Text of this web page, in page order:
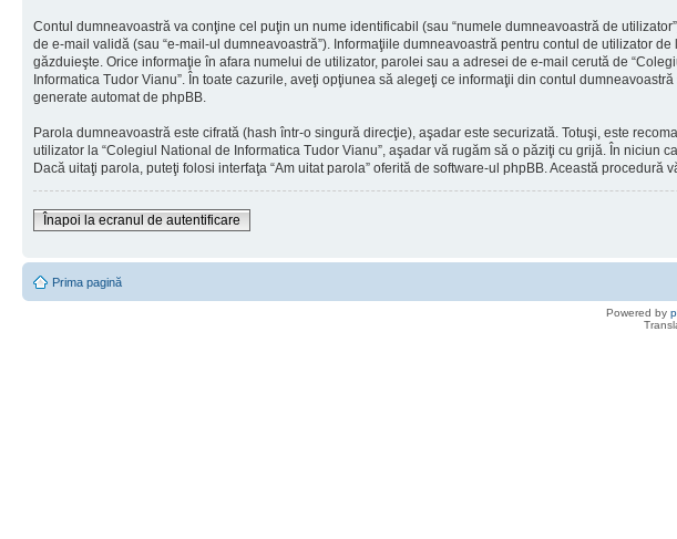
Contul dumneavoastră va conţine cel puţin un nume identificabil (sau “numele dumneavoastră de
de e-mail validă (sau “e-mail-ul dumneavoastră”). Informaţiile dumneavoastră pentru contul de utilizator
găzduieşte. Orice informaţie în afara numelui de utilizator, parolei sau a adresei de e-mail cerută de
Informatica Tudor Vianu”. În toate cazurile, aveţi opţiunea să alegeţi ce informaţii din contul
generate automat de phpBB.
Parola dumneavoastră este cifrată (hash într-o singură direcţie), aşadar este securizată. Totuşi, este
utilizator la “Colegiul National de Informatica Tudor Vianu”, aşadar vă rugăm să o păziţi cu grijă. În
Dacă uitaţi parola, puteţi folosi interfaţa “Am uitat parola” oferită de software-ul phpBB. Această
Înapoi la ecranul de autentificare
Prima pagină
Powered by